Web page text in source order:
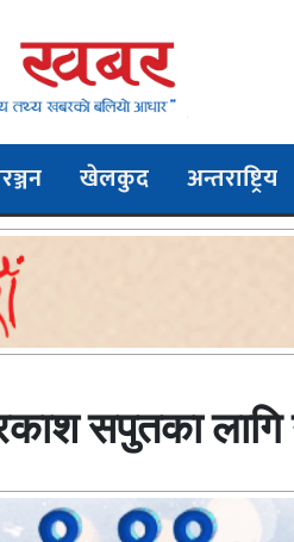
खेलकुद अन्तराष्ट्रिय
सपुतका